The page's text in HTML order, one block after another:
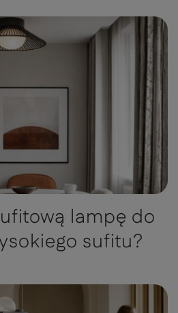
lampę do
sufitu?